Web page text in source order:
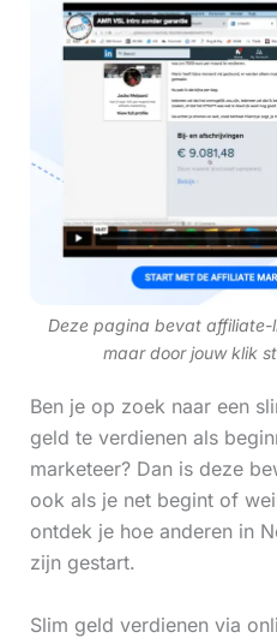
Deze pagina bevat
maar door jouw klik
Ben je op zoek naar een
geld te verdienen als
marketeer? Dan is deze
ook als je net begint of
ontdek je hoe anderen in
zijn gestart.
Slim geld verdienen via